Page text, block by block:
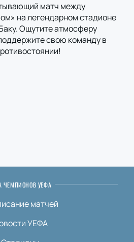
матч между
на легендарном стадионе
Ощутите атмосферу
свою команду в
ЧЕМПИОНОВ УЕФА
матчей
УЕФА